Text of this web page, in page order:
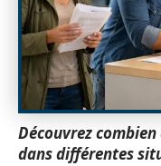
Découvrez combien
dans différentes